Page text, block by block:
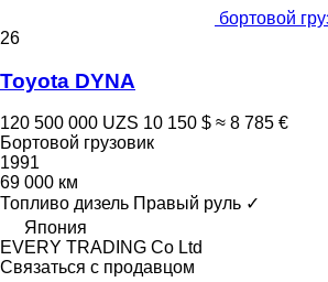
бортовой
26
Toyota DYNA
120 500 000 UZS 10 150 $ ≈ 8 785 €
Бортовой грузовик
1991
69 000 км
Топливо дизель Правый руль ✓
Япония
EVERY TRADING Co Ltd
Связаться с продавцом